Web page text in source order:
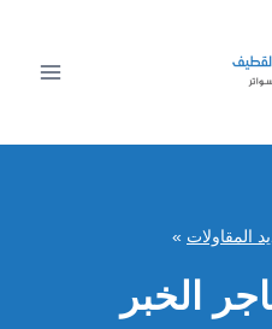
المقاولات »
الخبر